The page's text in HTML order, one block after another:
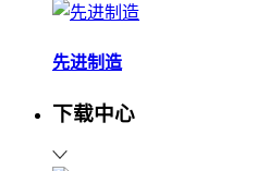
先进制造
下载中心